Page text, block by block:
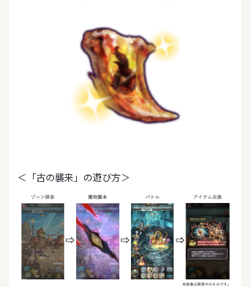
＜「古の襲来」の遊び方＞